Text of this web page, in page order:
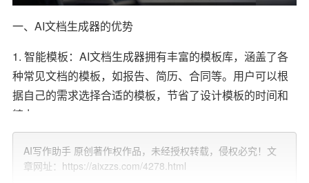
一、AI文档生成器的优势
1. 智能模板：AI文档生成器拥有丰富的模板库，涵盖了各
种常见文档的模板，如报告、简历、合同等。用户可以根
据自己的需求选择合适的模板，节省了设计模板的时间和
精力。
2. 自动排版：AI文档生成器能够自动对文档进行排版，使
得文档结构清晰、格式规范。用户只需关注内容撰写，无
AI写作助手 原创著作权作品，未经授权转载，侵权必究！文
章网址：https://aixzzs.com/4278.html